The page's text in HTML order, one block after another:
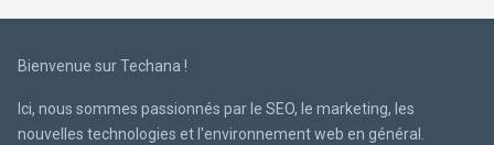
Bienvenue sur Techana !
Ici, nous sommes passionnés par le SEO, le marketing, les
nouvelles technologies et l'environnement web en général.